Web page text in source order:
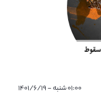
۰۱:۰۰ شنبه - ۱۴۰۱/۶/۱۹